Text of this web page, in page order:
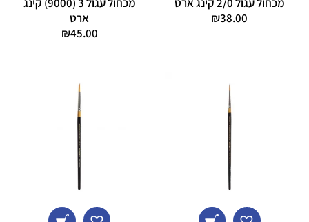
₪38.00
ארט
₪45.00